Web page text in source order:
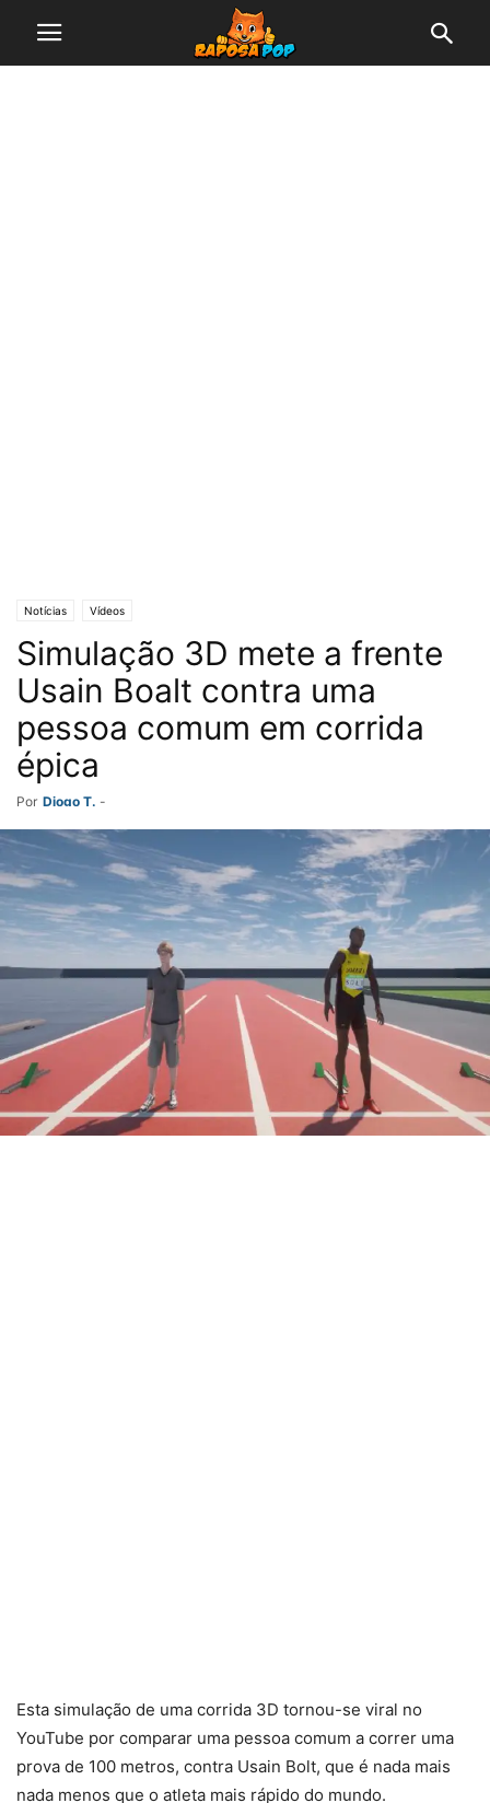
Notícias Vídeos
Simulação 3D mete a frente
Usain Boalt contra uma
pessoa comum em corrida
épica
Por Diogo T. -
Esta simulação de uma corrida 3D tornou-se viral no
YouTube por comparar uma pessoa comum a correr uma
prova de 100 metros, contra Usain Bolt, que é nada mais
nada menos que o atleta mais rápido do mundo.